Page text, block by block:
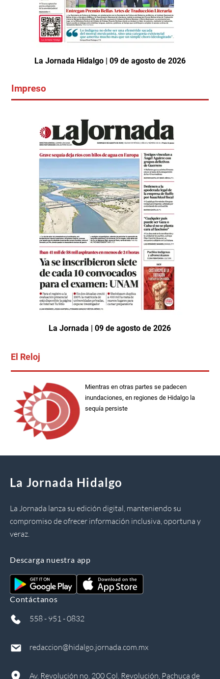
La Jornada Hidalgo | 09 de agosto de 2026
Impreso
La Jornada | 09 de agosto de 2026
El Reloj
Mientras en otras partes se padecen
inundaciones, en regiones de Hidalgo la
sequía persiste
La Jornada Hidalgo
La Jornada lanza su edición digital, manteniendo su
compromiso de ofrecer información inclusiva, oportuna y
veraz.
Descarga nuestra app
Contáctanos
558 - 951 - 0832
redaccion@hidalgo.jornada.com.mx
Av. Revolución no. 200 Col. Revolución, Pachuca de